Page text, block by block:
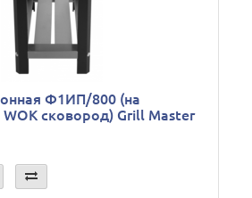
Ф1ИП/800 (на
WOK сковород) Grill Master